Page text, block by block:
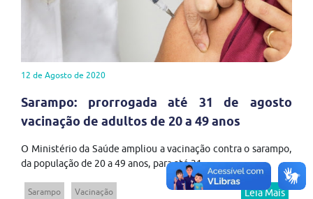
12 de Agosto de 2020
Sarampo: prorrogada até 31 de agosto
vacinação de adultos de 20 a 49 anos
O Ministério da Saúde ampliou a vacinação contra o sarampo,
da população de 20 a 49 anos, para até 31...
Sarampo Vacinação Leia Mais